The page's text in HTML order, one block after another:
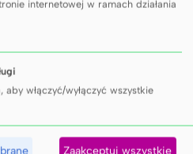
internetowej w ramach działania
aby włączyć/wyłączyć wszystkie
Zaakceptuj wszystkie